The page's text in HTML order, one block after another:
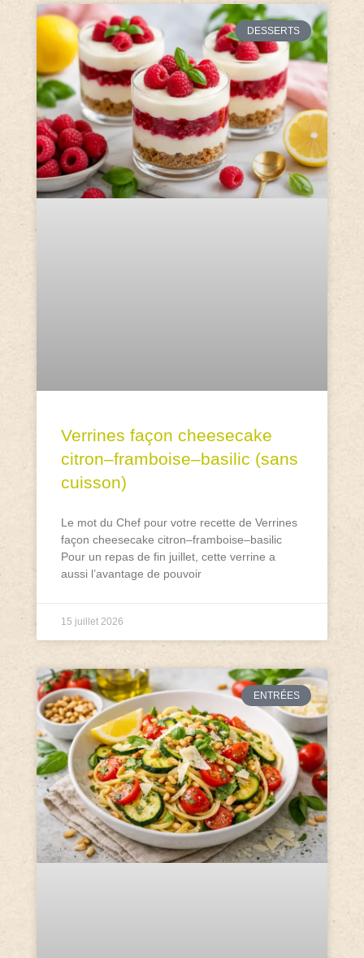
DESSERTS
Verrines façon cheesecake
citron–framboise–basilic (sans
cuisson)
Le mot du Chef pour votre recette de Verrines
façon cheesecake citron–framboise–basilic
Pour un repas de fin juillet, cette verrine a
aussi l’avantage de pouvoir
15 juillet 2026
ENTRÉES